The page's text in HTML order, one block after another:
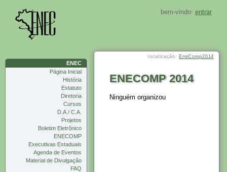
bem-vindo: entrar
ENEC
Página Inicial
História
Estatuto
Diretoria
Cursos
D.A./ C.A.
Projetos
Boletim Eletrônico
ENECOMP
Executivas Estaduais
Agenda de Eventos
Material de Divulgação
FAQ
localizaçâo: EneComp2014
ENECOMP 2014
Ninguém organizou